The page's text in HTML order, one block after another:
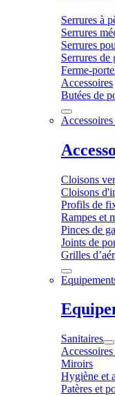
Serrures à
Serrures
Serrures
Serrures de
Ferme-
Accessoires
Butées de
Cloisons
Cloisons
Profils de
Rampes et
Pinces de
Joints de
Grilles
Sanitaires
Miroirs
Hygiène et
Patères et